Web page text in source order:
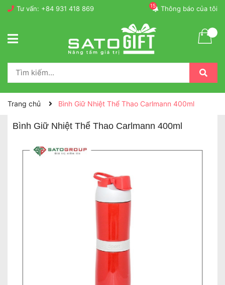
Tư vấn: +84 931 418 869 Thông báo của tôi
15
Trang chủ Bình Giữ Nhiệt Thể Thao Carlmann 400ml
Bình Giữ Nhiệt Thể Thao Carlmann 400ml